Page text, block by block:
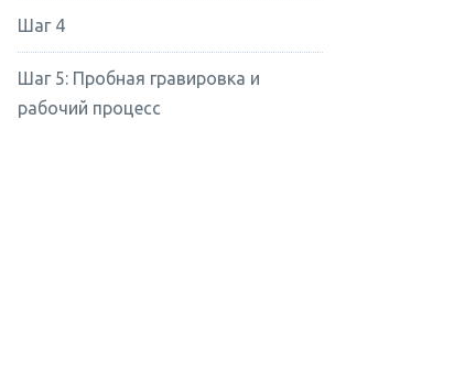
Шаг 4
Шаг 5: Пробная гравировка и
рабочий процесс